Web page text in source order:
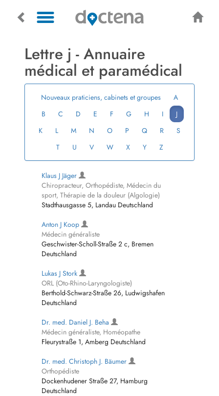
Lettre j ­- Annuaire
médical et paramédical
Nouveaux praticiens, cabinets et groupes
A
B
C D E F G H I
J
K
L M N O P Q R
S
T
U V W X Y Z
Klaus J Jäger
Chiropracteur, Orthopédiste, Médecin du
sport, Thérapie de la douleur (Algologie)
Stadthausgasse 5, Landau Deutschland
Anton J Koop
Médecin généraliste
Geschwister-Scholl-Straße 2 c, Bremen
Deutschland
Lukas J Stork
ORL (Oto-Rhino-Laryngologiste)
Berthold-Schwarz-Straße 26, Ludwigshafen
Deutschland
Dr. med. Daniel J. Beha
Médecin généraliste, Homéopathe
Fleurystraße 1, Amberg Deutschland
Dr. med. Christoph J. Bäumer
Orthopédiste
Dockenhudener Straße 27, Hamburg
Deutschland